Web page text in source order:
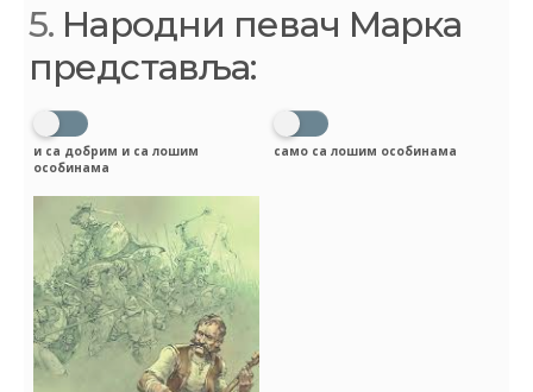
5. Народни певач Марка
представља:
и са добрим и са лошим
особинама
само са лошим особинама